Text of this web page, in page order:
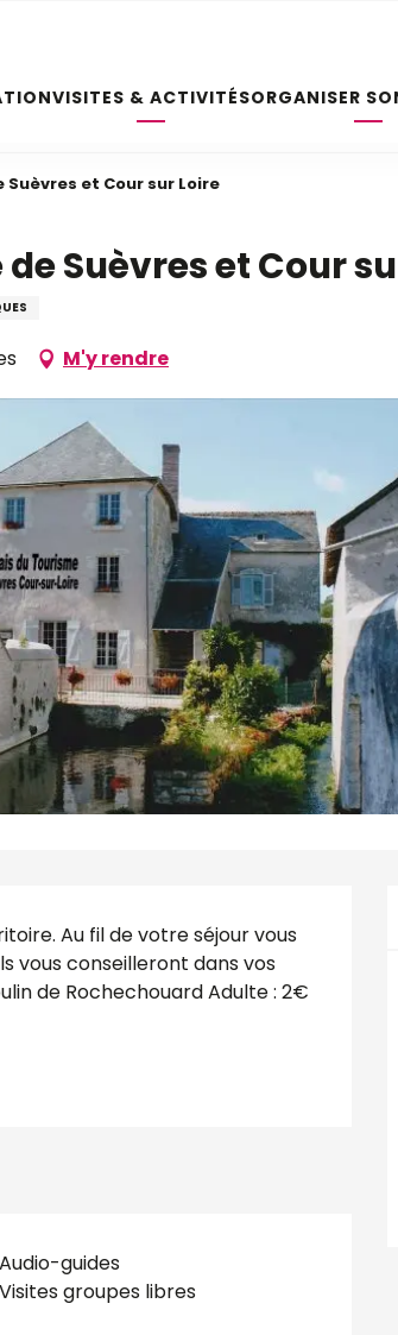
VISITES & ACTIVITÉSORGANISER
et Cour sur Loire
Suèvres et Cour
M'y rendre
Au fil de votre séjour vous
vous conseilleront dans vos
de Rochechouard Adulte : 2€
Audio-guides
Visites groupes libres